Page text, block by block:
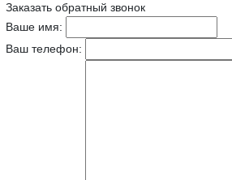
Заказать обратный звонок
Ваше имя:
Ваш телефон: